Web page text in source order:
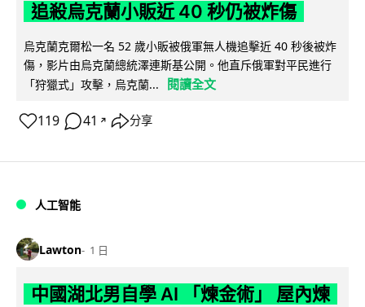
追殺烏克蘭小販近 40 秒仍被炸傷
烏克蘭克爾松一名 52 歲小販被俄軍無人機追擊近 40 秒後被炸
傷，影片由烏克蘭總統澤連斯基公開。他直斥俄軍對平民進行
「狩獵式」攻擊，烏克蘭...
閱讀全文
119 41 ↗ 分享
人工智能
Lawton 1 日
中國湖北男自學 AI 「煉金術」 屋內煉